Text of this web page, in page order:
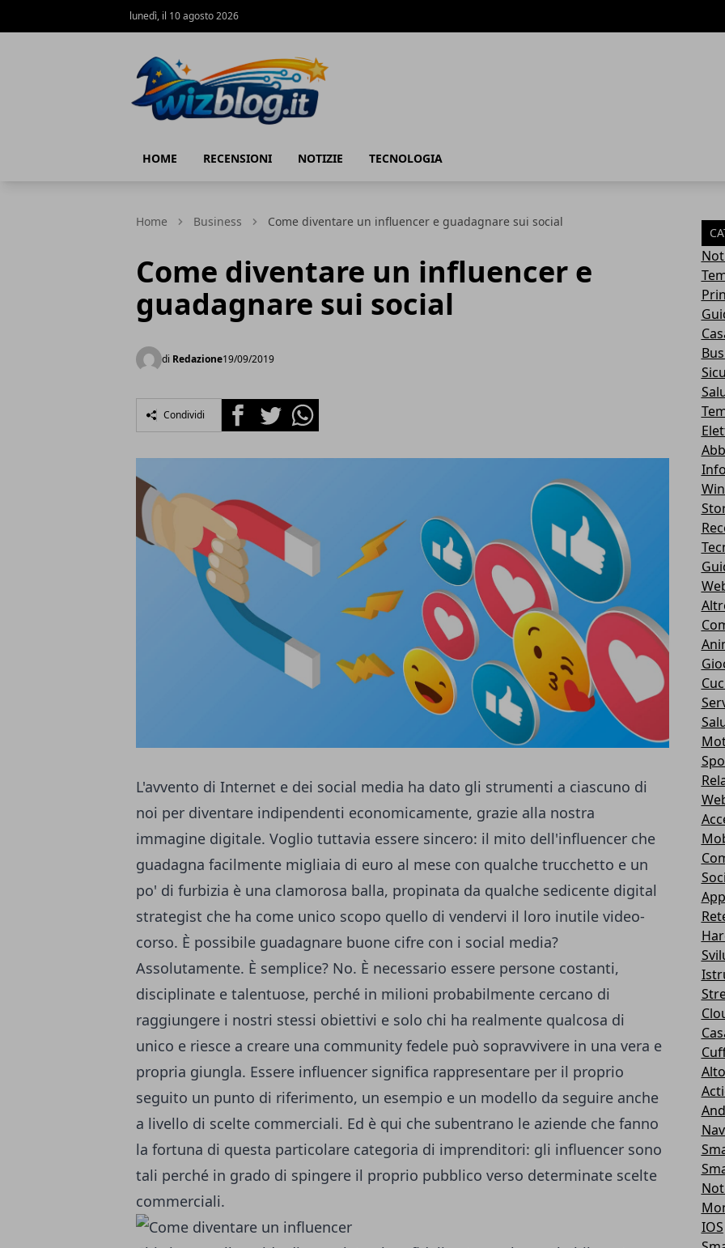
lunedì, il 10 agosto 2026
HOME RECENSIONI NOTIZIE TECNOLOGIA
Home Business Come diventare un influencer e guadagnare sui social
Come diventare un influencer e
guadagnare sui social
di Redazione19/09/2019
Condividi FacebookTwitterWhatsapp
L'avvento di Internet e dei social media ha dato gli strumenti a ciascuno di
noi per diventare indipendenti economicamente, grazie alla nostra
immagine digitale. Voglio tuttavia essere sincero: il mito dell'influencer che
guadagna facilmente migliaia di euro al mese con qualche trucchetto e un
po' di furbizia è una clamorosa balla, propinata da qualche sedicente digital
strategist che ha come unico scopo quello di vendervi il loro inutile video-
corso. È possibile guadagnare buone cifre con i social media?
Assolutamente. È semplice? No. È necessario essere persone costanti,
disciplinate e talentuose, perché in milioni probabilmente cercano di
raggiungere i nostri stessi obiettivi e solo chi ha realmente qualcosa di
unico e riesce a creare una community fedele può sopravvivere in una vera e
propria giungla. Essere influencer significa rappresentare per il proprio
seguito un punto di riferimento, un esempio e un modello da seguire anche
a livello di scelte commerciali. Ed è qui che subentrano le aziende che fanno
la fortuna di questa particolare categoria di imprenditori: gli influencer sono
tali perché in grado di spingere il proprio pubblico verso determinate scelte
commerciali.
IOS